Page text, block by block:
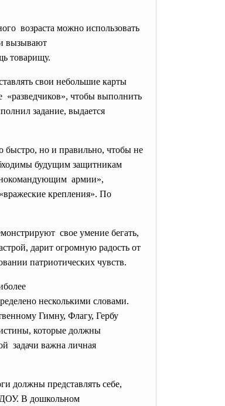
возраста можно использовать
вызывают
товарищу.
свои небольшие карты
«разведчиков», чтобы выполнить
задание, выдается
быстро, но и правильно, чтобы не
будущим защитникам
армии»,
крепления». По
свое умение бегать,
дарит огромную радость от
патриотических чувств.
несколькими словами.
Гимну, Флагу, Гербу
которые должны
задачи важна личная
должны представлять себе,
ДОУ. В дошкольном